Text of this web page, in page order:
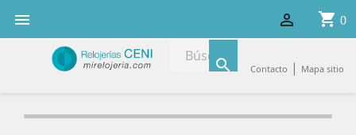
 shopping_cart 0

 Contacto | Mapa sitio